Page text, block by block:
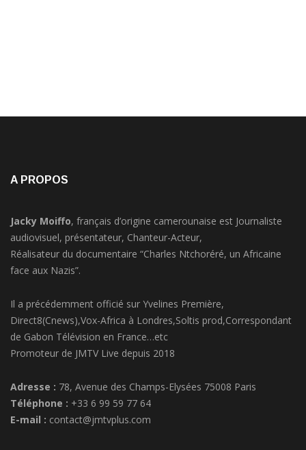
A PROPOS
Jacky Moiffo, français d’origine camerounaise est Journaliste
audiovisuel, présentateur, Chanteur-Acteur,
Réalisateur du documentaire “Charles Ntchoréré, un Africaine
face aux Nazis”.
Il a précédemment officié sur Yvelines Première,
Direct8(Cnews),Vox-Africa à Londres,Soltis prod,Correspondant
de Gabon Télévision en France…etc
Promoteur de JMTV Live depuis 2018
Adresse : 78, Avenue des Champs-Elysées 75008 Paris
Téléphone : +33 6 99 59 77 64
E-mail : contact@jmtvplus.com